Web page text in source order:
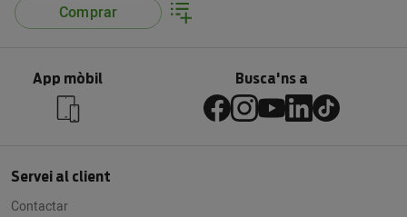
Comprar
App mòbil Busca'ns a
Servei al client
Contactar